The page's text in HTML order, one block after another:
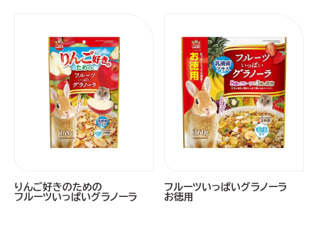
りんご好きのための
フルーツいっぱいグラノーラ
フルーツいっぱいグラノーラ
お徳用